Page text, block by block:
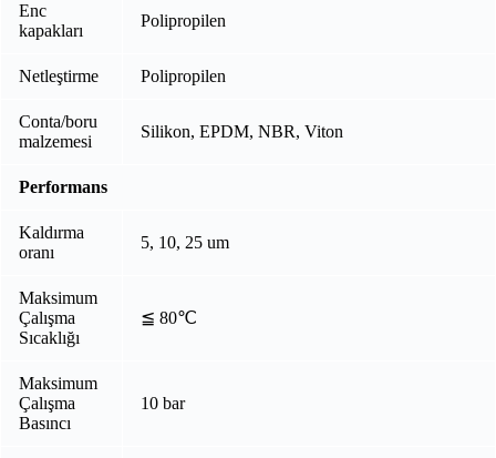
Enc
kapakları
Polipropilen
Netleştirme Polipropilen
Conta/boru
malzemesi
Silikon, EPDM, NBR, Viton
Performans
Kaldırma
oranı
5, 10, 25 um
Maksimum
Çalışma
Sıcaklığı
≦ 80℃
Maksimum
Çalışma
Basıncı
10 bar